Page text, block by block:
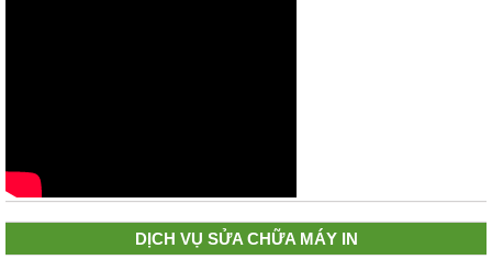
DỊCH VỤ SỬA CHỮA MÁY IN